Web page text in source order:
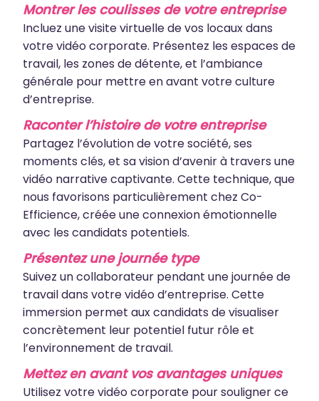
Montrer les coulisses de votre entreprise
Incluez une visite virtuelle de vos locaux dans
votre vidéo corporate. Présentez les espaces de
travail, les zones de détente, et l’ambiance
générale pour mettre en avant votre culture
d’entreprise.
Raconter l’histoire de votre entreprise
Partagez l’évolution de votre société, ses
moments clés, et sa vision d’avenir à travers une
vidéo narrative captivante. Cette technique, que
nous favorisons particulièrement chez Co-
Efficience, créée une connexion émotionnelle
avec les candidats potentiels.
Présentez une journée type
Suivez un collaborateur pendant une journée de
travail dans votre vidéo d’entreprise. Cette
immersion permet aux candidats de visualiser
concrètement leur potentiel futur rôle et
l’environnement de travail.
Mettez en avant vos avantages uniques
Utilisez votre vidéo corporate pour souligner ce